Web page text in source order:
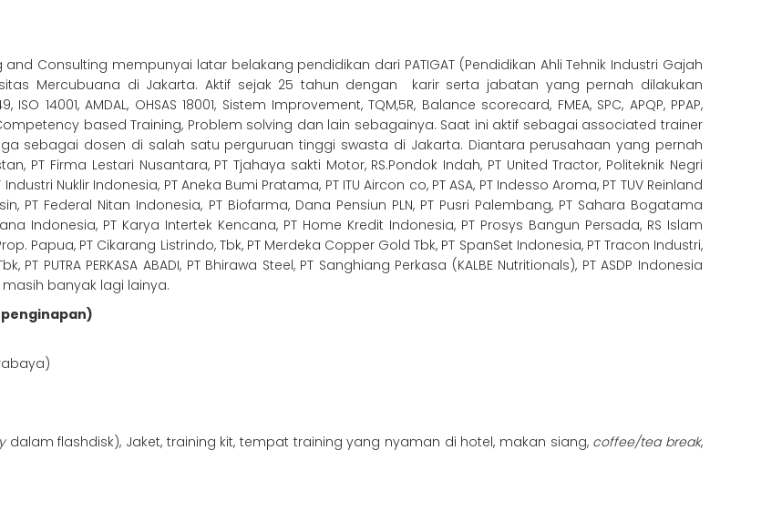
Consulting mempunyai latar belakang pendidikan dari PATIGAT (Pendidikan Ahli Tehnik Industri Gajah
Mercubuana di Jakarta. Aktif sejak 25 tahun dengan karir serta jabatan yang pernah dilakukan
14001, AMDAL, OHSAS 18001, Sistem Improvement, TQM,5R, Balance scorecard, FMEA, SPC, APQP, PPAP,
based Training, Problem solving dan lain sebagainya. Saat ini aktif sebagai associated trainer
sebagai dosen di salah satu perguruan tinggi swasta di Jakarta. Diantara perusahaan yang pernah
PT Firma Lestari Nusantara, PT Tjahaya sakti Motor, RS.Pondok Indah, PT United Tractor, Politeknik Negri
Nuklir Indonesia, PT Aneka Bumi Pratama, PT ITU Aircon co, PT ASA, PT Indesso Aroma, PT TUV Reinland
PT Federal Nitan Indonesia, PT Biofarma, Dana Pensiun PLN, PT Pusri Palembang, PT Sahara Bogatama
Indonesia, PT Karya Intertek Kencana, PT Home Kredit Indonesia, PT Prosys Bangun Persada, RS Islam
Papua, PT Cikarang Listrindo, Tbk, PT Merdeka Copper Gold Tbk, PT SpanSet Indonesia, PT Tracon Industri,
PUTRA PERKASA ABADI, PT Bhirawa Steel, PT Sanghiang Perkasa (KALBE Nutritionals), PT ASDP Indonesia
masih banyak lagi lainya.
dalam flashdisk), Jaket, training kit, tempat training yang nyaman di hotel, makan siang, coffee/tea break,